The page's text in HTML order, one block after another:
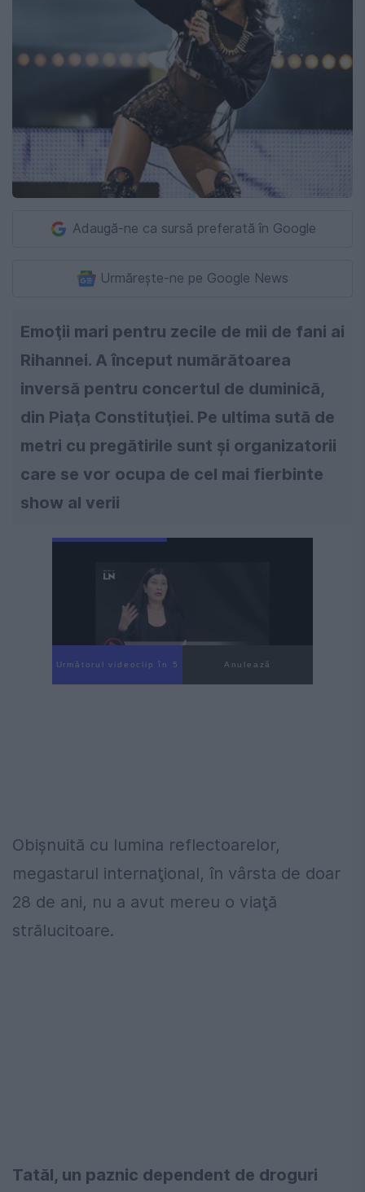
Adaugă-ne ca sursă preferată în Google
Urmărește-ne pe Google News
Emoţii mari pentru zecile de mii de fani ai
Rihannei. A început numărătoarea
inversă pentru concertul de duminică,
din Piaţa Constituţiei. Pe ultima sută de
metri cu pregătirile sunt şi organizatorii
care se vor ocupa de cel mai fierbinte
show al verii
Următorul videoclip în 3 Anulează
Obişnuită cu lumina reflectoarelor,
megastarul internaţional, în vârsta de doar
28 de ani, nu a avut mereu o viaţă
strălucitoare.
Tatăl, un paznic dependent de droguri